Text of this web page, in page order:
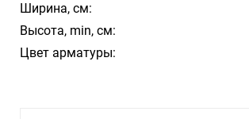
Ширина, см:
Высота, min, см:
Цвет арматуры: